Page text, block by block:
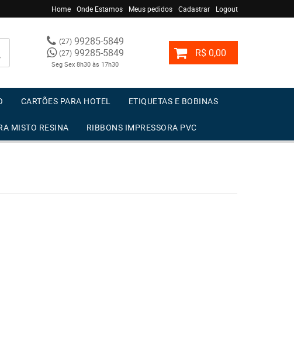
Home Onde Estamos Meus pedidos Cadastrar Logout
(27) 99285-5849
(27) 99285-5849
Seg Sex 8h30 às 17h30
R$ 0,00
CARTÕES PARA HOTEL ETIQUETAS E BOBINAS
MISTO RESINA RIBBONS IMPRESSORA PVC